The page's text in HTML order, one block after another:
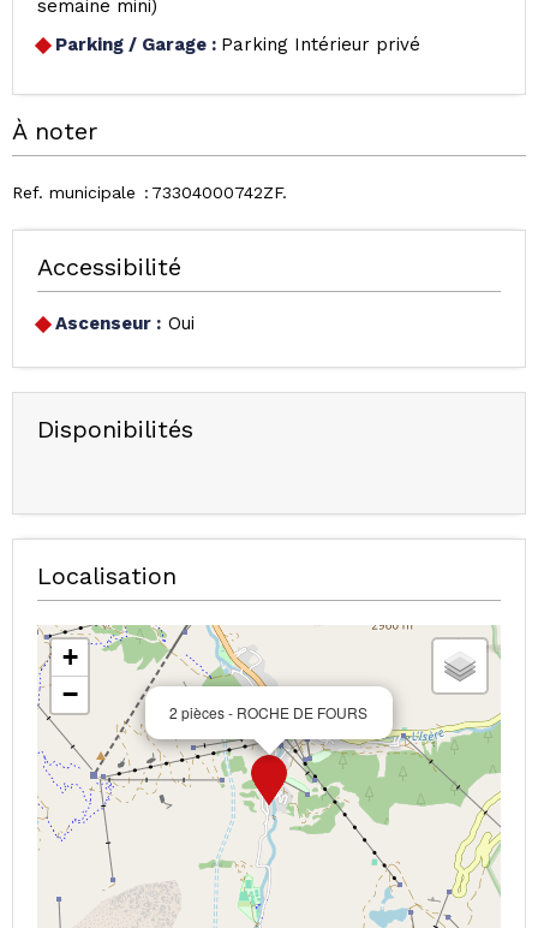
semaine mini)
Parking / Garage : Parking Intérieur privé
À noter
Ref. municipale 73304000742ZF
Accessibilité
Ascenseur : Oui
Disponibilités
Localisation
2 pièces - ROCHE DE FOURS
+
−